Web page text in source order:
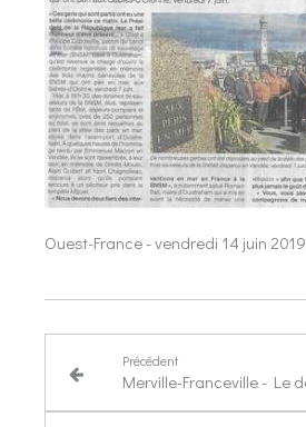
Ouest-France - vendredi 14 juin 2019
Précédent